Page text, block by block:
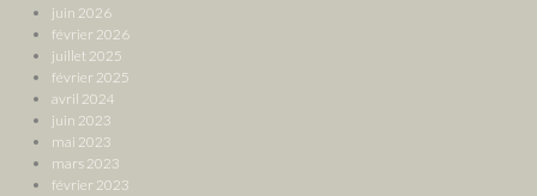
juin 2026
février 2026
juillet 2025
février 2025
avril 2024
juin 2023
mai 2023
mars 2023
février 2023